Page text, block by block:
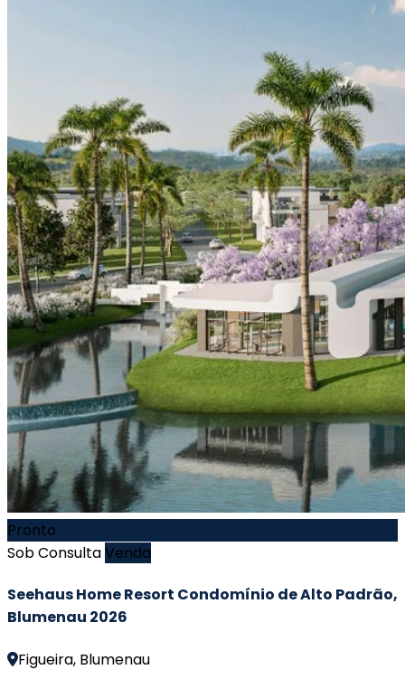
Pronto
Sob ConsultaVenda
Seehaus Home Resort Condomínio de Alto Padrão,
Blumenau 2026
Figueira, Blumenau